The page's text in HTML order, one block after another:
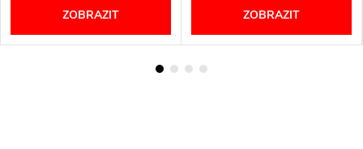
ZOBRAZIT ZOBRAZIT